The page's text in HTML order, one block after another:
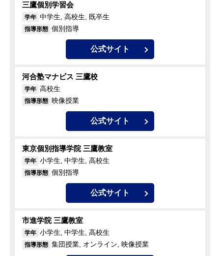
三鷹個別学習会
学年 中学生, 高校生, 既卒生
指導形態 個別指導
公式サイト
河合塾マナビス 三鷹校
学年 高校生
指導形態 映像授業
公式サイト
東京個別指導学院 三鷹教室
学年 小学生, 中学生, 高校生
指導形態 個別指導
公式サイト
市進学院 三鷹教室
学年 小学生, 中学生, 高校生
指導形態 集団授業, オンライン, 映像授業